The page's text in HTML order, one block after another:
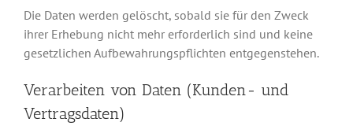
Die Daten werden gelöscht, sobald sie für den Zweck
ihrer Erhebung nicht mehr erforderlich sind und keine
gesetzlichen Aufbewahrungspflichten entgegenstehen.
Verarbeiten von Daten (Kunden- und
Vertragsdaten)